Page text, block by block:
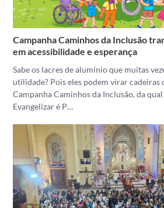
Campanha Caminhos da Inclusão
em acessibilidade e esperança
Sabe os lacres de alumínio que muitas
utilidade? Pois eles podem virar cadeiras
Campanha Caminhos da Inclusão, da
Evangelizar é P…